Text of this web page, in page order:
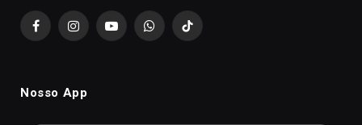
FacebookInstagramYouTubeWhatsAppTikTok
Nosso App